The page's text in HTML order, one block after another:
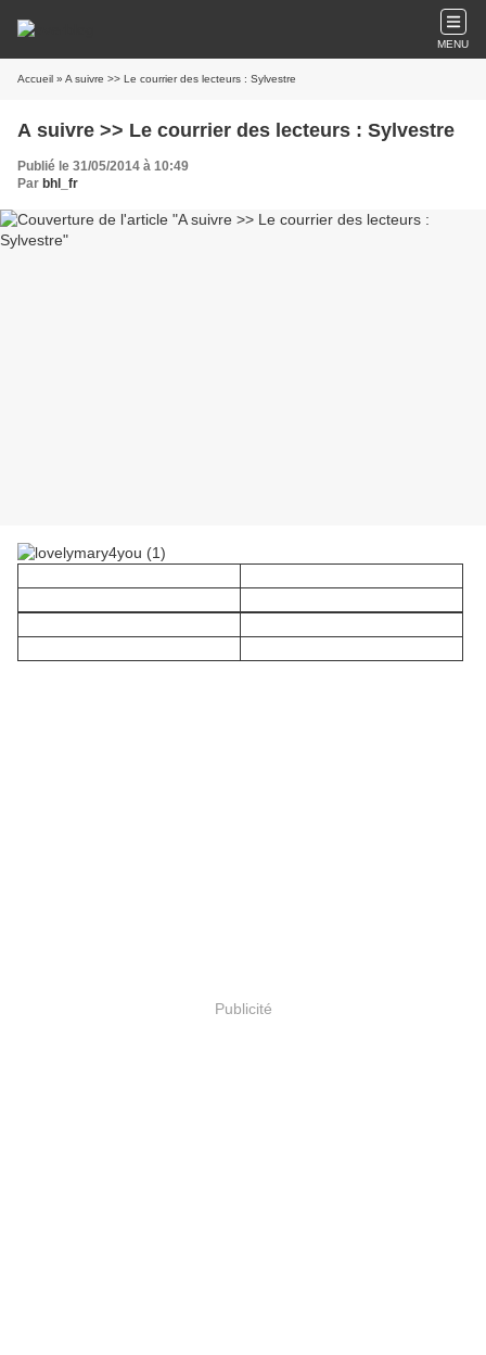
MENU
Accueil » A suivre >> Le courrier des lecteurs : Sylvestre
A suivre >> Le courrier des lecteurs : Sylvestre
Publié le 31/05/2014 à 10:49
Par bhl_fr
Publicité